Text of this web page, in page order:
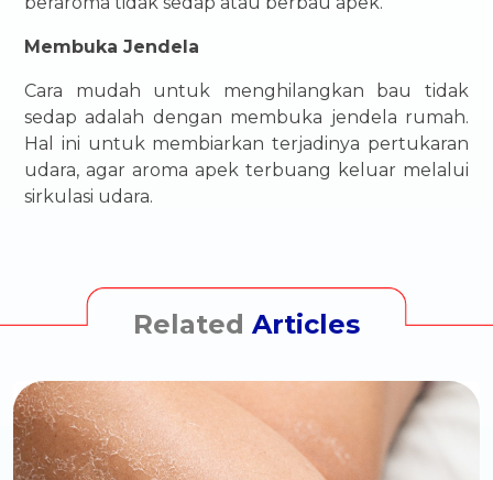
Membuka Jendela
Cara mudah untuk menghilangkan bau tidak
sedap adalah dengan membuka jendela rumah.
Hal ini untuk membiarkan terjadinya pertukaran
udara, agar aroma apek terbuang keluar melalui
sirkulasi udara.
Related Articles